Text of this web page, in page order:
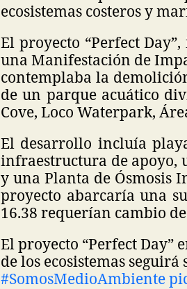
ecosistemas costeros y
El proyecto “Perfect
una Manifestación de
contemplaba la
de un parque acuático
Cove, Loco Waterpark,
El desarrollo incluía
infraestructura de apoyo,
y una Planta de Ósmosis
proyecto abarcaría una
16.38 requerían cambio
El proyecto “Perfect Day”
de los ecosistemas
#SomosMedioAmbiente